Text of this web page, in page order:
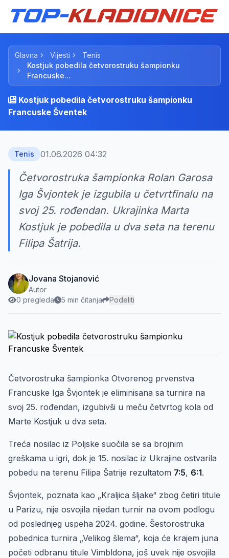
Glavna Vijesti
Tenis
Kostjuk pobedila četvorostruku šampionku
Francuske...
Kostjuk pobedila četvorostruku šampionku
Francuske Šventek
Tenis 01.06.2026 04:32
Četvorostruka šampionka Rolan Garosa
Iga Švjontek je izgubila u četvrtfinalu na
svoj 25. rođendan. Ukrajinka Marta
Kostjuk je pobedila u dva seta na terenu
Filipa Šatrija.
Jovana Stojanović
Autor
0 pregleda
5 min čitanja Podeliti
Četvorostruka šampionka Otvorenog prvenstva
Francuske Iga Švjontek je eliminisana sa turnira na
svoj 25. rođendan, izgubivši u meču četvrtog kola od
Marte Kostjuk u dva seta.
Treća nosilac iz Poljske suočila se sa brojnim
greškama u igri, dok je 15. nosilac iz Ukrajine ostvarila
pobedu na terenu Filipa Šatrije rezultatom 7:5, 6:1.
Švjontek, poznata kao „Kraljica šljake“ zbog četiri titule
u Parizu, nije osvojila nijedan turnir na ovom podlogu
od poslednjeg uspeha 2024. godine. Šestorostruka
pobednica turnira „Velikog šlema“, koja će krajem juna
početi odbranu titule Vimbldona, još uvek nije osvojila